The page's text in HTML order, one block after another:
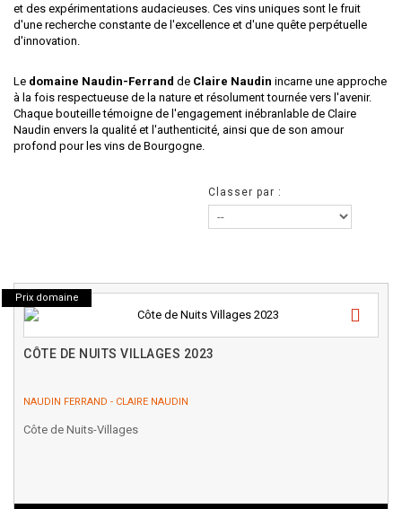
et des expérimentations audacieuses. Ces vins uniques sont le fruit
d'une recherche constante de l'excellence et d'une quête perpétuelle
d'innovation.
Le domaine Naudin-Ferrand de Claire Naudin incarne une approche
à la fois respectueuse de la nature et résolument tournée vers l'avenir.
Chaque bouteille témoigne de l'engagement inébranlable de Claire
Naudin envers la qualité et l'authenticité, ainsi que de son amour
profond pour les vins de Bourgogne.
Classer par :
Prix domaine
CÔTE DE NUITS VILLAGES 2023
NAUDIN FERRAND - CLAIRE NAUDIN
Côte de Nuits-Villages